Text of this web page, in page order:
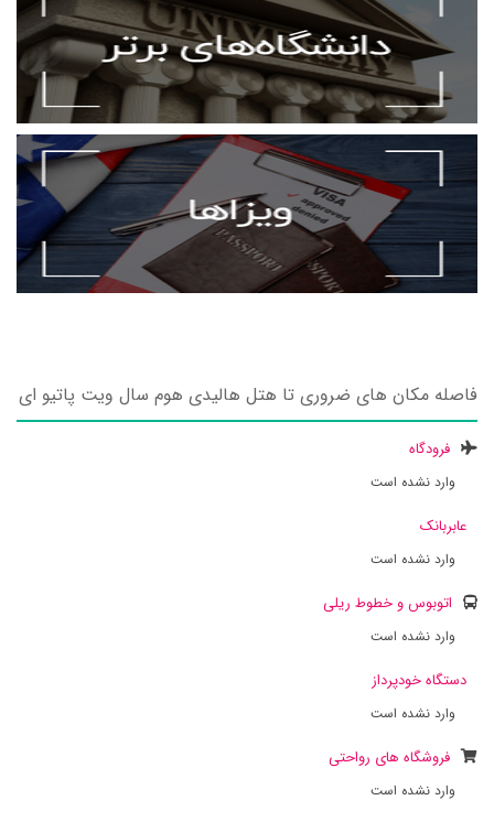
فاصله مکان های ضروری تا هتل هالیدی هوم سال ویت پاتیو ای
فرودگاه
وارد نشده است
عابربانک
وارد نشده است
اتوبوس و خطوط ریلی
وارد نشده است
دستگاه خودپرداز
وارد نشده است
فروشگاه های رواحتی
وارد نشده است